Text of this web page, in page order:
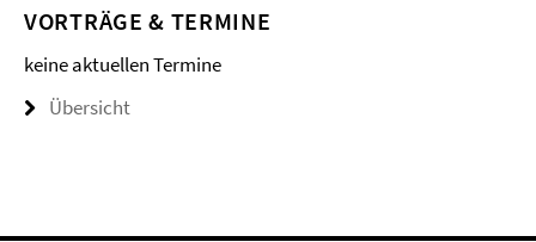
VORTRÄGE & TERMINE
keine aktuellen Termine
Übersicht